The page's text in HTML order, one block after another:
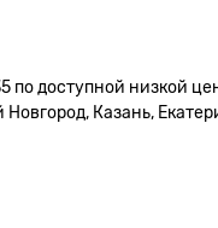
доступной низкой
Казань,